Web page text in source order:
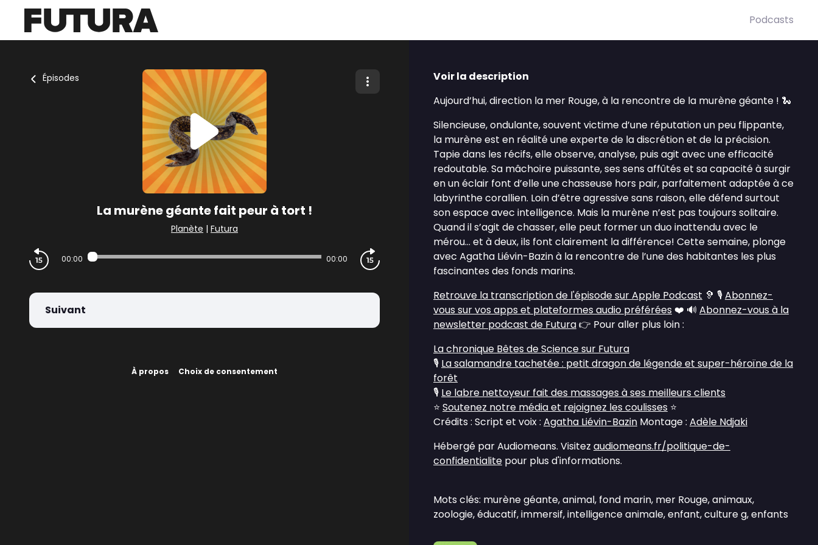
Podcasts
Épisodes
La murène géante fait peur à tort !
Planète | Futura
00:00 00:00
Suivant
À propos Choix de consentement
Voir la description
Aujourd’hui, direction la mer Rouge, à la rencontre de la murène géante ! 🐍
Silencieuse, ondulante, souvent victime d’une réputation un peu flippante,
la murène est en réalité une experte de la discrétion et de la précision.
Tapie dans les récifs, elle observe, analyse, puis agit avec une efficacité
redoutable. Sa mâchoire puissante, ses sens affûtés et sa capacité à surgir
en un éclair font d’elle une chasseuse hors pair, parfaitement adaptée à ce
labyrinthe corallien. Loin d’être agressive sans raison, elle défend surtout
son espace avec intelligence. Mais la murène n’est pas toujours solitaire.
Quand il s’agit de chasser, elle peut former un duo inattendu avec le
mérou… et à deux, ils font clairement la différence! Cette semaine, plonge
avec Agatha Liévin-Bazin à la rencontre de l’une des habitantes les plus
fascinantes des fonds marins.
Retrouve la transcription de l'épisode sur Apple Podcast 🦻 🎙️Abonnez-
vous sur vos apps et plateformes audio préférées ❤️ 🔊 Abonnez-vous à la
newsletter podcast de Futura👉 Pour aller plus loin :
La chronique Bêtes de Science sur Futura
🎙️ La salamandre tachetée : petit dragon de légende et super-héroïne de la
forêt
🎙️ Le labre nettoyeur fait des massages à ses meilleurs clients
⭐ Soutenez notre média et rejoignez les coulisses ⭐
Crédits : Script et voix : Agatha Liévin-Bazin Montage : Adèle Ndjaki
Hébergé par Audiomeans. Visitez audiomeans.fr/politique-de-
confidentialite pour plus d'informations.
Mots clés: murène géante, animal, fond marin, mer Rouge, animaux,
zoologie, éducatif, immersif, intelligence animale, enfant, culture g, enfants